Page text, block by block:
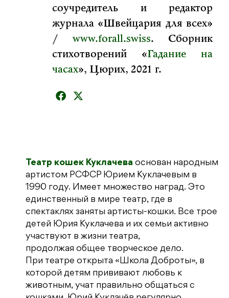
соучредитель и редактор
журнала «Швейцария для всех»
/ www.forall.swiss. Сборник
стихотворений «Гадание на
часах», Цюрих, 2021 г.
Театр кошек Куклачева основан народным
артистом РСФСР Юрием Куклачевым в
1990 году. Имеет множество наград. Это
единственный в мире театр, где в
спектаклях заняты артисты-кошки. Все трое
детей Юрия Куклачева и их семьи активно
участвуют в жизни театра,
продолжая общее творческое дело.
При театре открыта «Школа Доброты», в
которой детям прививают любовь к
животным, учат правильно общаться с